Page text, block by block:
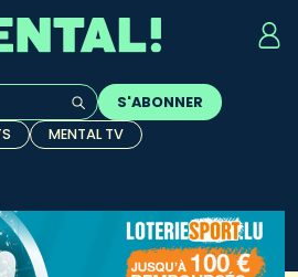
complétion sont
S'ABONNER
MENTAL TV